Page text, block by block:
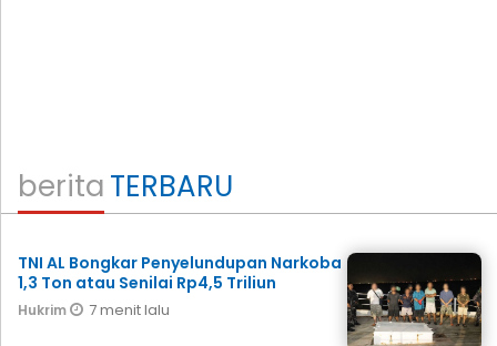
beritaTERBARU
TNI AL Bongkar Penyelundupan Narkoba
1,3 Ton atau Senilai Rp4,5 Triliun
Hukrim 7 menit lalu